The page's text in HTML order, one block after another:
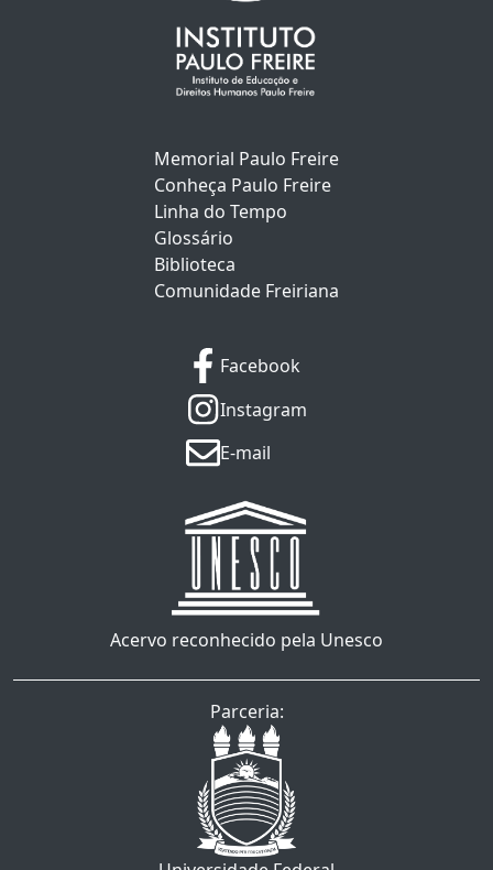
Memorial Paulo Freire
Conheça Paulo Freire
Linha do Tempo
Glossário
Biblioteca
Comunidade Freiriana
Facebook
Instagram
E-mail
Acervo reconhecido pela Unesco
Parceria: